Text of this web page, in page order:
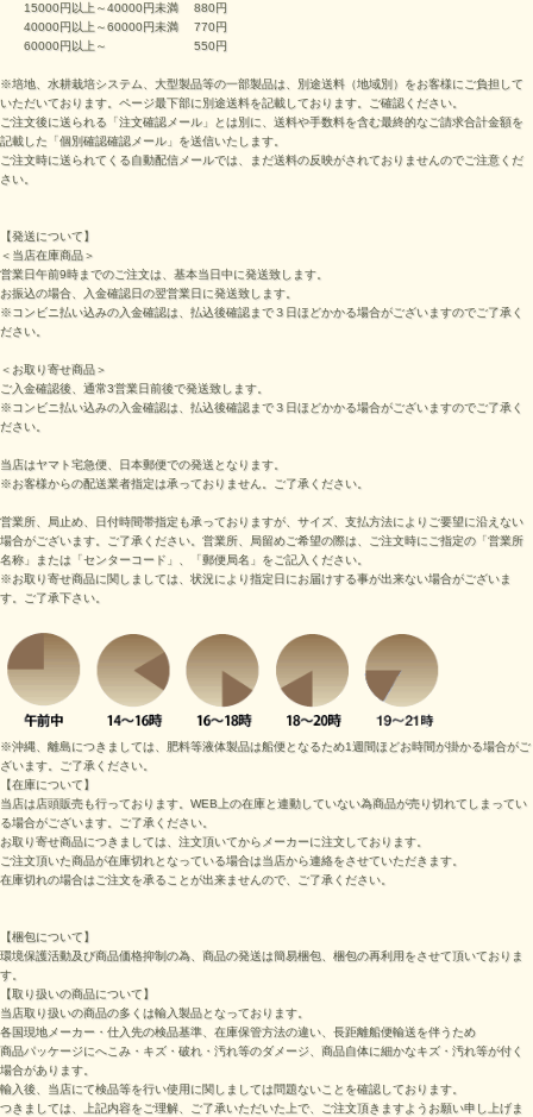
15000円以上～40000円未満 880円
40000円以上～60000円未満 770円
60000円以上～ 550円
※培地、水耕栽培システム、大型製品等の一部製品は、別途送料（地域別）をお客様にご負担して
いただいております。ページ最下部に別途送料を記載しております。ご確認ください。
ご注文後に送られる「注文確認メール」とは別に、送料や手数料を含む最終的なご請求合計金額を
記載した「個別確認確認メール」を送信いたします。
ご注文時に送られてくる自動配信メールでは、まだ送料の反映がされておりませんのでご注意くだ
さい。
【発送について】
＜当店在庫商品＞
営業日午前9時までのご注文は、基本当日中に発送致します。
お振込の場合、入金確認日の翌営業日に発送致します。
※コンビニ払い込みの入金確認は、払込後確認まで３日ほどかかる場合がございますのでご了承く
ださい。
＜お取り寄せ商品＞
ご入金確認後、通常3営業日前後で発送致します。
※コンビニ払い込みの入金確認は、払込後確認まで３日ほどかかる場合がございますのでご了承く
ださい。
当店はヤマト宅急便、日本郵便での発送となります。
※お客様からの配送業者指定は承っておりません。ご了承ください。
営業所、局止め、日付時間帯指定も承っておりますが、サイズ、支払方法によりご要望に沿えない
場合がございます。ご了承ください。営業所、局留めご希望の際は、ご注文時にご指定の「営業所
名称」または「センターコード」、「郵便局名」をご記入ください。
※お取り寄せ商品に関しましては、状況により指定日にお届けする事が出来ない場合がございま
す。ご了承下さい。
※沖縄、離島につきましては、肥料等液体製品は船便となるため1週間ほどお時間が掛かる場合がご
ざいます。ご了承ください。
【在庫について】
当店は店頭販売も行っております。WEB上の在庫と連動していない為商品が売り切れてしまってい
る場合がございます。ご了承ください。
お取り寄せ商品につきましては、注文頂いてからメーカーに注文しております。
ご注文頂いた商品が在庫切れとなっている場合は当店から連絡をさせていただきます。
在庫切れの場合はご注文を承ることが出来ませんので、ご了承ください。
【梱包について】
環境保護活動及び商品価格抑制の為、商品の発送は簡易梱包、梱包の再利用をさせて頂いておりま
す。
【取り扱いの商品について】
当店取り扱いの商品の多くは輸入製品となっております。
各国現地メーカー・仕入先の検品基準、在庫保管方法の違い、長距離船便輸送を伴うため
商品パッケージにへこみ・キズ・破れ・汚れ等のダメージ、商品自体に細かなキズ・汚れ等が付く
場合があります。
輸入後、当店にて検品等を行い使用に関しましては問題ないことを確認しております。
つきましては、上記内容をご理解、ご了承いただいた上で、ご注文頂きますようお願い申し上げま